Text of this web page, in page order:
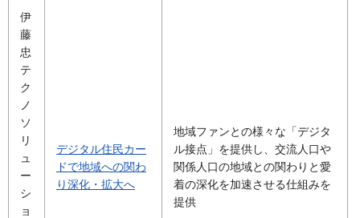
伊
藤
忠
テ
ク
ノ
ソ
リ
ュ
ー
シ
ョ
デジタル住民カー
ドで地域への関わ
り深化・拡大へ
地域ファンとの様々な「デジタ
ル接点」を提供し、交流人口や
関係人口の地域との関わりと愛
着の深化を加速させる仕組みを
提供